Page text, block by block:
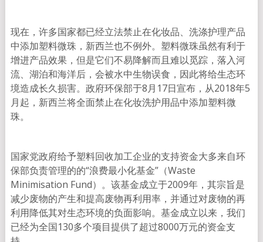
现在，许多国家都已经立法禁止在化妆品、洗涤护理产品
中添加塑料微珠，新西兰也不例外。塑料微珠虽然有利于
增进产品效果，但是它们不易降解而且难以觅踪，落入河
流、湖泊和海洋后，会被水中生物误食，因此将给生态环
境造成长久损害。政府环保部于8月17日宣布，从2018年5
月起，新西兰将全面禁止在化妆洗护用品中添加塑料微
珠。
国家党政府给予塑料回收加工企业的支持资金大多来自环
保部负责管理的的“浪费最小化基金”（Waste
Minimisation Fund）。该基金成立于2009年，其宗旨是
减少废物的产生和提高废物再利用率，并通过对废物的再
利用降低其对生态环境的负面影响。基金成立以来，我们
已经为全国130多个项目提供了超过8000万元的资金支